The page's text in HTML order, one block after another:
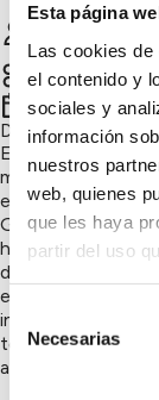
Esta página
Las cookies
el contenido y
sociales y
información
nuestros
web, quienes
que les haya
partir del uso
Selección
de Necesarias
JOSE
GUTIERREZ
Naturaleza y
2º trimestre
Día y hora:06/09/
El Barranco de la
municipio de
enclave que esta
GARAJONAY,
hacia el Valle
diversidad de
entorno se vioi
invasoras que
todas y cada una
acrtualidad, un